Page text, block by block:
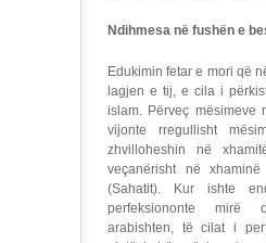
Ndihmesa në fushën e
Edukimin fetar e mori që
lagjen e tij, e cila i
islam. Përveç mësimeve
vijonte rregullisht
zhvilloheshin në
veçanërisht në
(Sahatit). Kur ishte
perfeksiononte mirë
arabishten, të cilat i